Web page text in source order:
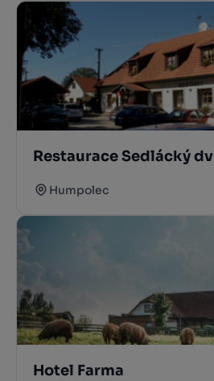
Restaurace Sedlácký
Humpolec
Hotel Farma